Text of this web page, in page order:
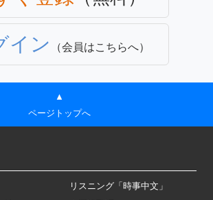
イン （会員はこちらへ）
▲
ページトップへ
リスニング「時事中文」